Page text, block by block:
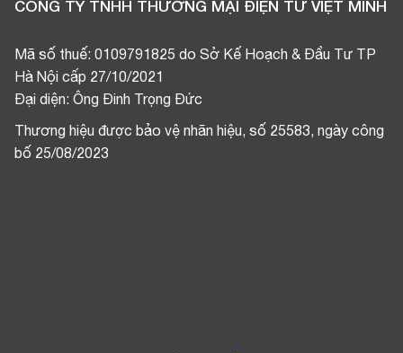
CÔNG TY TNHH THƯƠNG MẠI ĐIỆN TỬ VIỆT MINH
Mã số thuế: 0109791825 do Sở Kế Hoạch & Đầu Tư TP
Hà Nội cấp 27/10/2021
Đại diện: Ông Đinh Trọng Đức
Thương hiệu được bảo vệ nhãn hiệu, số 25583, ngày công
bố 25/08/2023